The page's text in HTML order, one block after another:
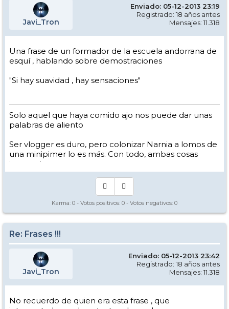
Javi_Tron
Enviado: 05-12-2013 23:19
Registrado: 18 años antes
Mensajes: 11.318
Una frase de un formador de la escuela andorrana de
esquí , hablando sobre demostraciones
"Si hay suavidad , hay sensaciones"
Solo aquel que haya comido ajo nos puede dar unas
palabras de aliento
Ser vlogger es duro, pero colonizar Narnia a lomos de
una minipimer lo es más. Con todo, ambas cosas
intento hacer.
Yo hago esquí extremo : voy de extremo a extremo
Los caminos del esquí son inescrotables ...
Karma: 0 - Votos positivos: 0 - Votos negativos: 0
Re: Frases !!!
Javi_Tron
Enviado: 05-12-2013 23:42
Registrado: 18 años antes
Mensajes: 11.318
No recuerdo de quien era esta frase , que